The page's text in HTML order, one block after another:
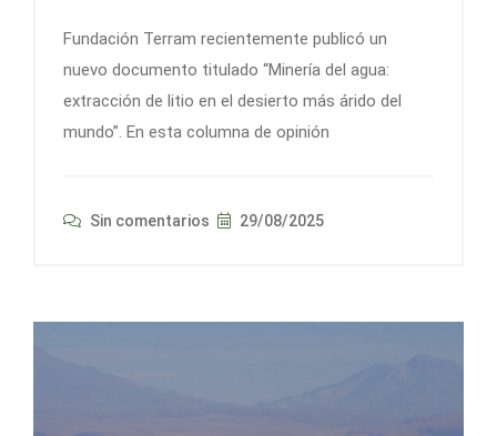
Fundación Terram recientemente publicó un
nuevo documento titulado “Minería del agua:
extracción de litio en el desierto más árido del
mundo”. En esta columna de opinión
Sin comentarios 29/08/2025